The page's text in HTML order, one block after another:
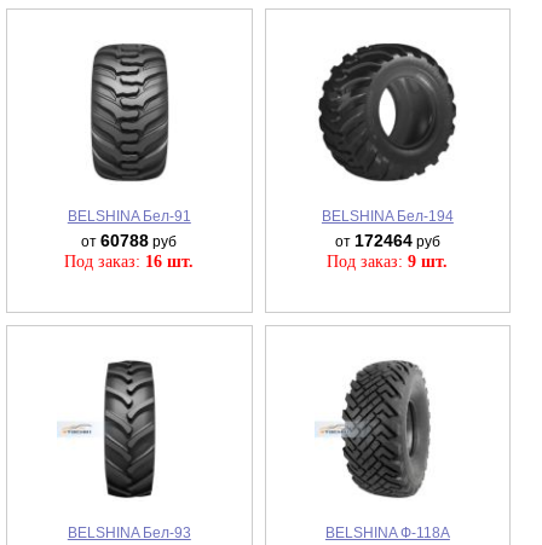
BELSHINA Бел-91
от60788 руб
Под заказ: 16 шт.
BELSHINA Бел-194
от 172464руб
Под заказ:9 шт.
BELSHINA Бел-93
BELSHINA Ф-118А